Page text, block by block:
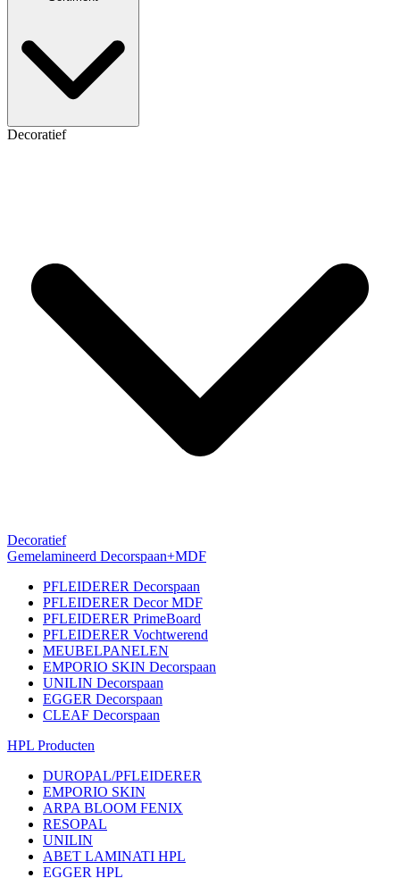
Decoratief
Decoratief
Gemelamineerd Decorspaan+MDF
PFLEIDERER Decorspaan
PFLEIDERER Decor MDF
PFLEIDERER PrimeBoard
PFLEIDERER Vochtwerend
MEUBELPANELEN
EMPORIO SKIN Decorspaan
UNILIN Decorspaan
EGGER Decorspaan
CLEAF Decorspaan
HPL Producten
DUROPAL/PFLEIDERER
EMPORIO SKIN
ARPA BLOOM FENIX
RESOPAL
UNILIN
ABET LAMINATI HPL
EGGER HPL